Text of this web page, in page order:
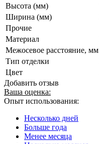
Высота (мм)
Ширина (мм)
Прочие
Материал
Межосевое расстояние, мм
Тип отделки
Цвет
Добавить отзыв
Ваша оценка:
Опыт использования:
Несколько дней
Больше года
Менее месяца